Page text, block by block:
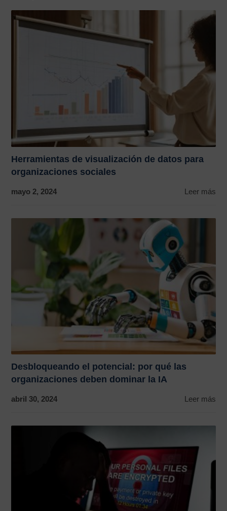
Herramientas de visualización de datos para
organizaciones sociales
mayo 2, 2024 Leer más
Desbloqueando el potencial: por qué las
organizaciones deben dominar la IA
abril 30, 2024 Leer más